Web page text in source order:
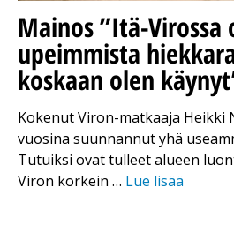
Mainos”Itä-Virossa
upeimmista
koskaan olen
Kokenut Viron-matkaaja Heikki
vuosina suunnannut yhä
Tutuiksi ovat tulleet alueen
Viron korkein … Lue lisää